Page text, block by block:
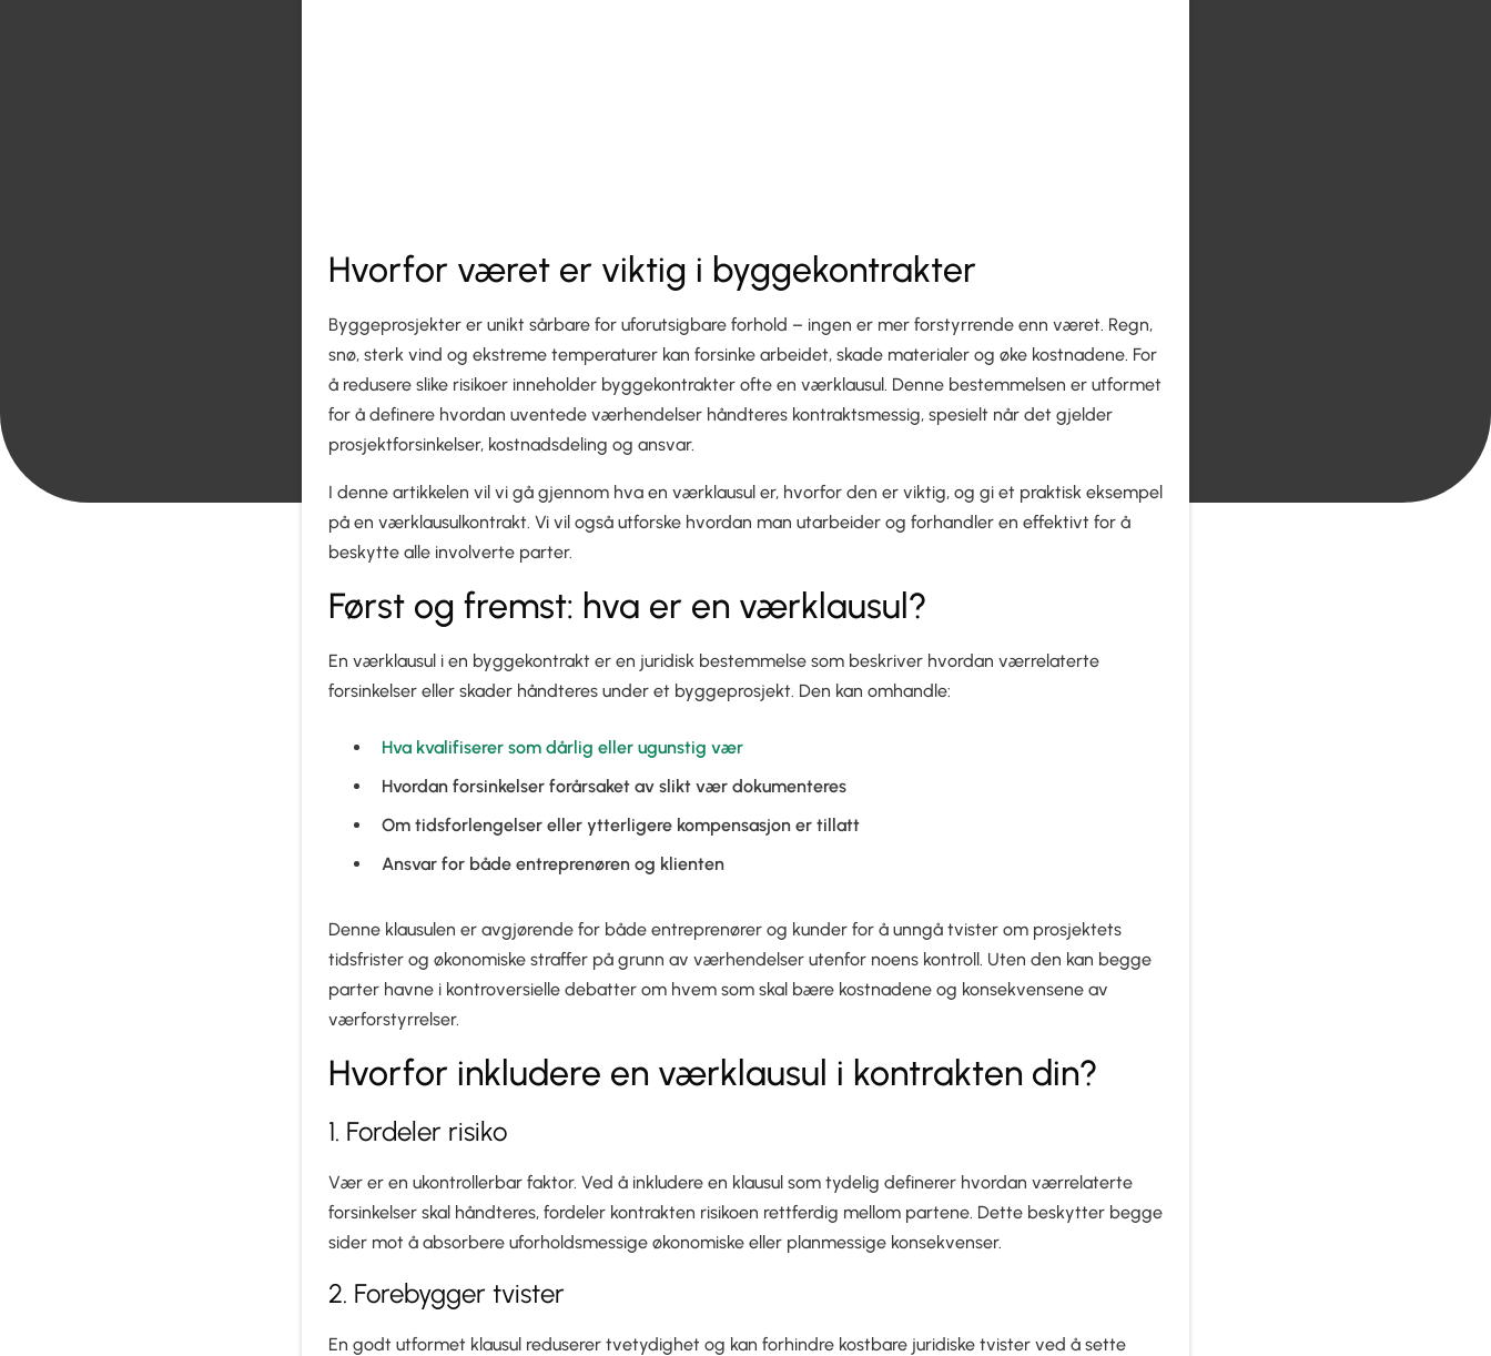
Hvorfor været er viktig i byggekontrakter
Byggeprosjekter er unikt sårbare for uforutsigbare forhold – ingen er mer forstyrrende enn været. Regn,
snø, sterk vind og ekstreme temperaturer kan forsinke arbeidet, skade materialer og øke kostnadene. For
å redusere slike risikoer inneholder byggekontrakter ofte en værklausul. Denne bestemmelsen er utformet
for å definere hvordan uventede værhendelser håndteres kontraktsmessig, spesielt når det gjelder
prosjektforsinkelser, kostnadsdeling og ansvar.
I denne artikkelen vil vi gå gjennom hva en værklausul er, hvorfor den er viktig, og gi et praktisk eksempel
på en værklausulkontrakt. Vi vil også utforske hvordan man utarbeider og forhandler en effektivt for å
beskytte alle involverte parter.
Først og fremst: hva er en værklausul?
En værklausul i en byggekontrakt er en juridisk bestemmelse som beskriver hvordan værrelaterte
forsinkelser eller skader håndteres under et byggeprosjekt. Den kan omhandle:
Hva kvalifiserer som dårlig eller ugunstig vær
Hvordan forsinkelser forårsaket av slikt vær dokumenteres
Om tidsforlengelser eller ytterligere kompensasjon er tillatt
Ansvar for både entreprenøren og klienten
Denne klausulen er avgjørende for både entreprenører og kunder for å unngå tvister om prosjektets
tidsfrister og økonomiske straffer på grunn av værhendelser utenfor noens kontroll. Uten den kan begge
parter havne i kontroversielle debatter om hvem som skal bære kostnadene og konsekvensene av
værforstyrrelser.
Hvorfor inkludere en værklausul i kontrakten din?
1. Fordeler risiko
Vær er en ukontrollerbar faktor. Ved å inkludere en klausul som tydelig definerer hvordan værrelaterte
forsinkelser skal håndteres, fordeler kontrakten risikoen rettferdig mellom partene. Dette beskytter begge
sider mot å absorbere uforholdsmessige økonomiske eller planmessige konsekvenser.
2. Forebygger tvister
En godt utformet klausul reduserer tvetydighet og kan forhindre kostbare juridiske tvister ved å sette